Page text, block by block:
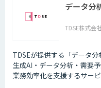
各施策による売上への貢献度や
って営業活動の最適化と効率化を
部門横断的な仕組みを設計・構
データ分
TDSE株式会
TDSEが提供する「データ分
生成AI・データ分析・需要
業務効率化を支援するサービ